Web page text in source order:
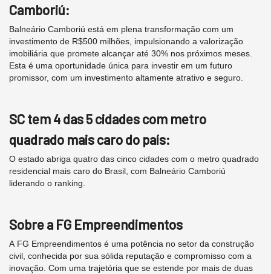
Camboriú:
Balneário Camboriú está em plena transformação com um
investimento de R$500 milhões, impulsionando a valorização
imobiliária que promete alcançar até 30% nos próximos meses.
Esta é uma oportunidade única para investir em um futuro
promissor, com um investimento altamente atrativo e seguro.
SC tem 4 das 5 cidades com metro
quadrado mais caro do país:
O estado abriga quatro das cinco cidades com o metro quadrado
residencial mais caro do Brasil, com Balneário Camboriú
liderando o ranking.
Sobre a FG Empreendimentos
A FG Empreendimentos é uma potência no setor da construção
civil, conhecida por sua sólida reputação e compromisso com a
inovação. Com uma trajetória que se estende por mais de duas